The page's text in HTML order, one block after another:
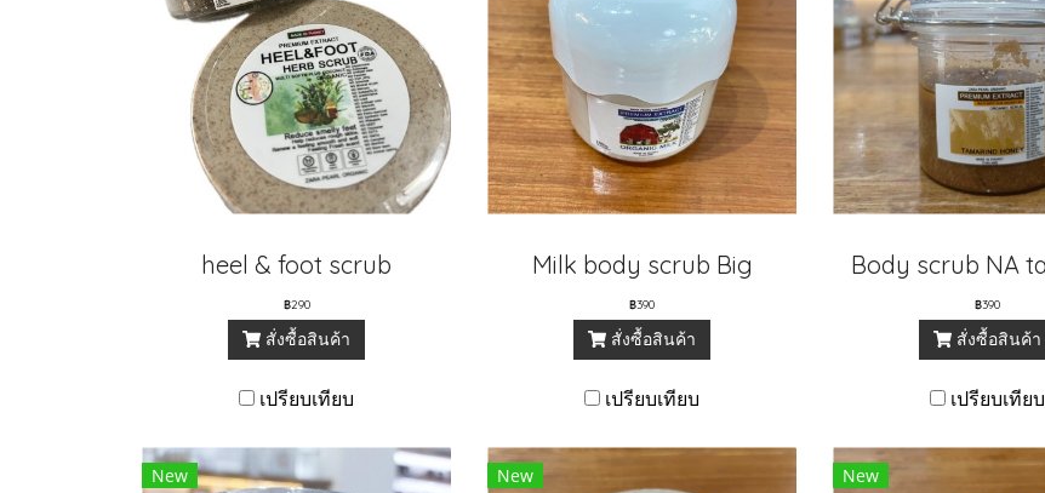
heel & foot scrub
฿290
สั่งซื้อสินค้า
เปรียบเทียบ
Milk body scrub Big
฿390
สั่งซื้อสินค้า
เปรียบเทียบ
฿390
สั่งซื้อสินค้า
เปรียบเทียบ
New New New